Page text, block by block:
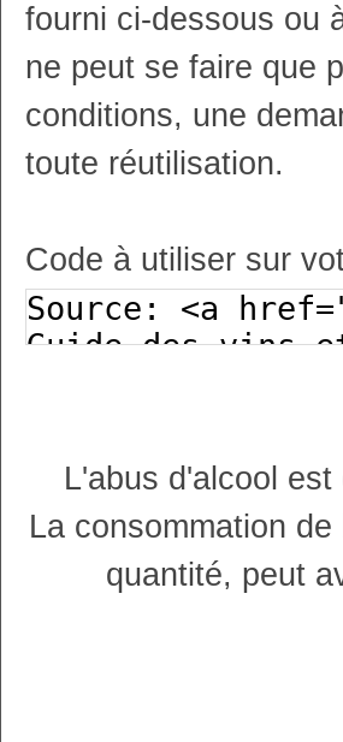
fourni ci-dessous ou
ne peut se faire que
conditions, une
toute réutilisation.
Code à utiliser sur
L'abus d'alcool
La consommation
quantité, peut